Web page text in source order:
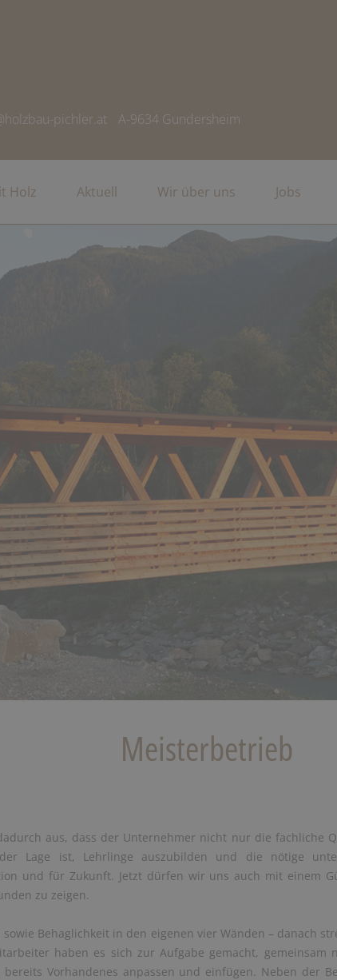
pichler.at A-9634 Gundersheim
Holz Aktuell Wir über uns Jobs
Meisterbetrieb
aus, dass der Unternehmer nicht nur die fachliche
Lage ist, Lehrlinge auszubilden und die nötige
und für Zukunft. Jetzt dürfen wir uns auch mit einem
zu zeigen.
Behaglichkeit in den eigenen vier Wänden – danach
haben es sich zur Aufgabe gemacht, gemeinsam
Vorhandenes anpassen und einfügen. Neben der